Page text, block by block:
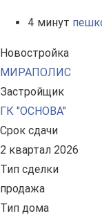
4 минут
Новостройка
МИРАПОЛИС
Застройщик
ГК "ОСНОВА"
Срок сдачи
2 квартал 2026
Тип сделки
продажа
Тип дома